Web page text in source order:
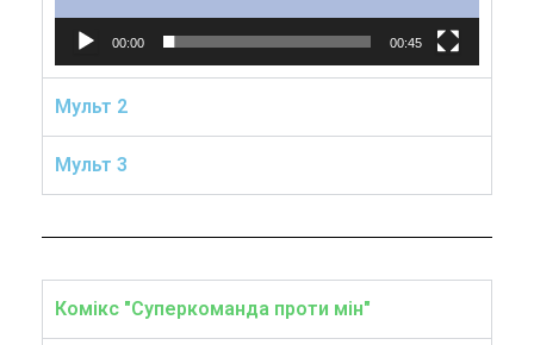
00:00 00:45
Мульт 2
Мульт 3
Комікс "Суперкоманда проти мін"